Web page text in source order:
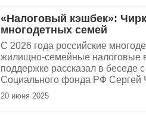
«Налоговый кэшбек»:
многодетных семей
С 2026 года российские
жилищно-семейные налоговые
поддержке рассказал в беседе
Социального фонда РФ Сергей
20 июня 2025